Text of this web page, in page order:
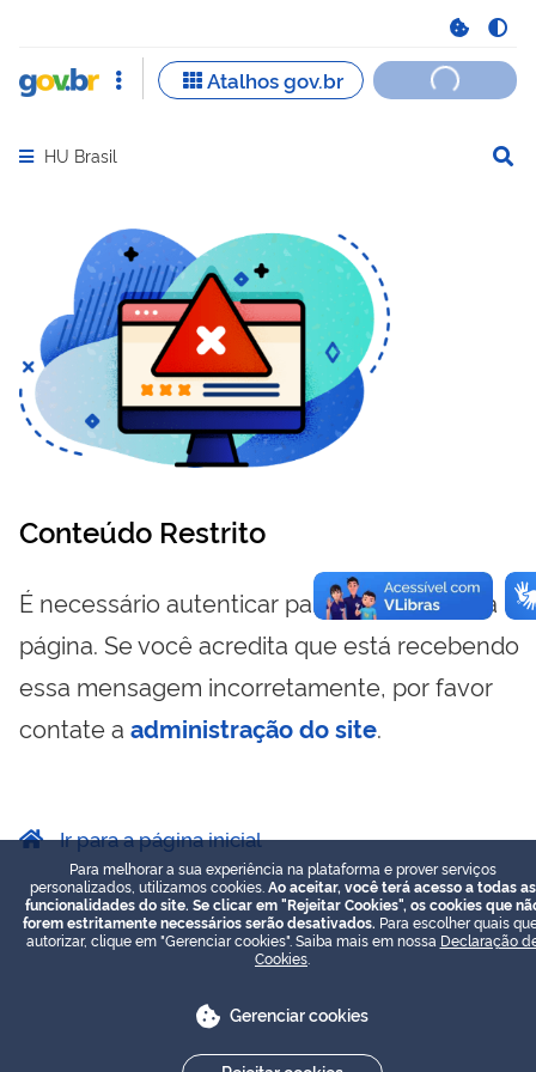
Abrir menu principal de navegação
HU Brasil
Conteúdo Restrito
É necessário autenticar para visualizar essa
página. Se você acredita que está recebendo
essa mensagem incorretamente, por favor
contate a administração do site.
Ir para a página inicial
Para melhorar a sua experiência na plataforma e prover serviços
personalizados, utilizamos cookies. Ao aceitar, você terá acesso a todas as
funcionalidades do site. Se clicar em "Rejeitar Cookies", os cookies que
forem estritamente necessários serão desativados. Para escolher quais
autorizar, clique em "Gerenciar cookies". Saiba mais em nossa Declaração
Cookies
Gerenciar cookies